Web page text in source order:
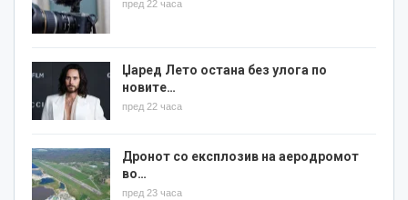
пред 22 часа
Џаред Лето остана без улога по
новите…
пред 22 часа
Дронот со експлозив на аеродромот
во…
пред 23 часа